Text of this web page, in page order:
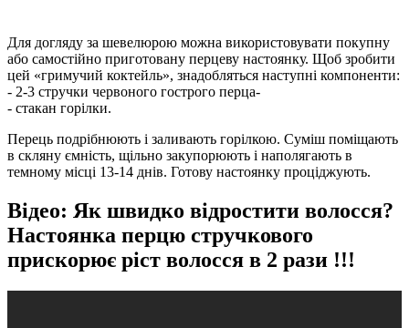
Для догляду за шевелюрою можна використовувати покупну
або самостійно приготовану перцеву настоянку. Щоб зробити
цей «гримучий коктейль», знадобляться наступні компоненти:
- 2-3 стручки червоного гострого перца-
- стакан горілки.
Перець подрібнюють і заливають горілкою. Суміш поміщають
в скляну ємність, щільно закупорюють і наполягають в
темному місці 13-14 днів. Готову настоянку проціджують.
Відео: Як швидко відростити волосся?
Настоянка перцю стручкового
прискорює ріст волосся в 2 рази !!!